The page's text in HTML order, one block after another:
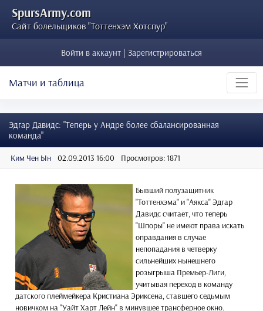
SpursArmy.com
Сайт болельщиков "Тоттенхэм Хотспур"
Войти в аккаунт | Зарегистрироваться
Матчи и таблица
Эдгар Давидс: "Теперь у Андре более сбалансированная
команда"
Ким Чен Ын 02.09.2013 16:00 Просмотров: 1871
Бывший полузащитник
"Тоттенхэма" и "Аякса" Эдгар
Давидс считает, что теперь
"Шпоры" не имеют права искать
оправдания в случае
непопадания в четверку
сильнейших нынешнего
розыгрыша Премьер-Лиги,
учитывая переход в команду
датского плеймейкера Кристиана Эриксена, ставшего седьмым
новичком на "Уайт Харт Лейн" в минувшее трансферное окно.